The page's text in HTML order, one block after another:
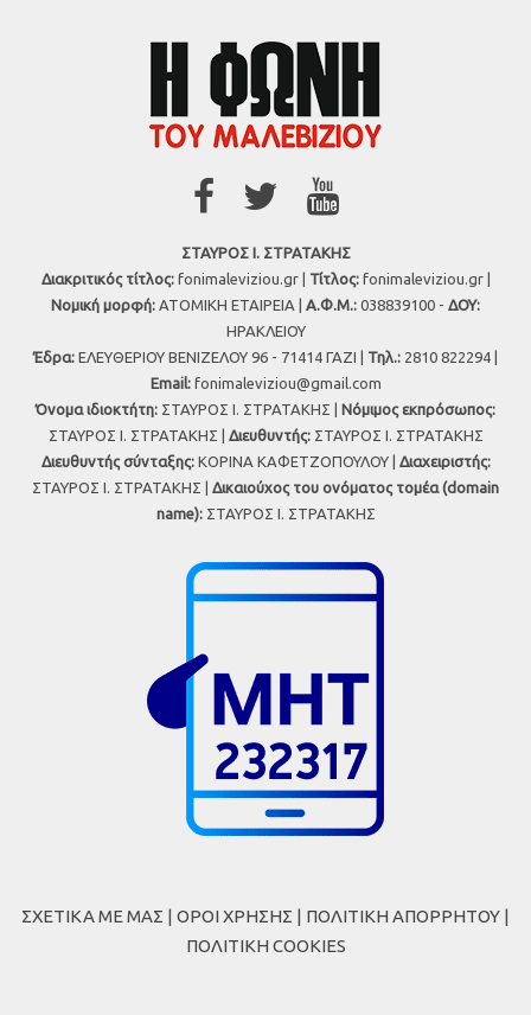
ΣΤΑΥΡΟΣ Ι. ΣΤΡΑΤΑΚΗΣ
Διακριτικός τίτλος:fonimaleviziou.gr | Τίτλος:fonimaleviziou.gr |
Νομική μορφή: ΑΤΟΜΙΚΗ ΕΤΑΙΡΕΙΑ | Α.Φ.Μ.: 038839100 - ΔΟΥ:
ΗΡΑΚΛΕΙΟΥ
Έδρα: ΕΛΕΥΘΕΡΙΟΥ ΒΕΝΙΖΕΛΟΥ 96 - 71414 ΓΑΖΙ | Τηλ.: 2810 822294 |
Εmail: fonimaleviziou@gmail.com
Όνομα ιδιοκτήτη: ΣΤΑΥΡΟΣ Ι. ΣΤΡΑΤΑΚΗΣ | Νόμιμος εκπρόσωπος:
ΣΤΑΥΡΟΣ Ι. ΣΤΡΑΤΑΚΗΣ | Διευθυντής:ΣΤΑΥΡΟΣ Ι. ΣΤΡΑΤΑΚΗΣ
Διευθυντής σύνταξης:ΚΟΡΙΝΑ ΚΑΦΕΤΖΟΠΟΥΛΟΥ | Διαχειριστής:
ΣΤΑΥΡΟΣ Ι. ΣΤΡΑΤΑΚΗΣ | Δικαιούχος του ονόματος τομέα (domain
name):ΣΤΑΥΡΟΣ Ι. ΣΤΡΑΤΑΚΗΣ
ΣΧΕΤΙΚΑ ΜΕ ΜΑΣ | ΟΡΟΙ ΧΡΗΣΗΣ | ΠΟΛΙΤΙΚΗ ΑΠΟΡΡΗΤΟΥ |
ΠΟΛΙΤΙΚΗ COOKIES